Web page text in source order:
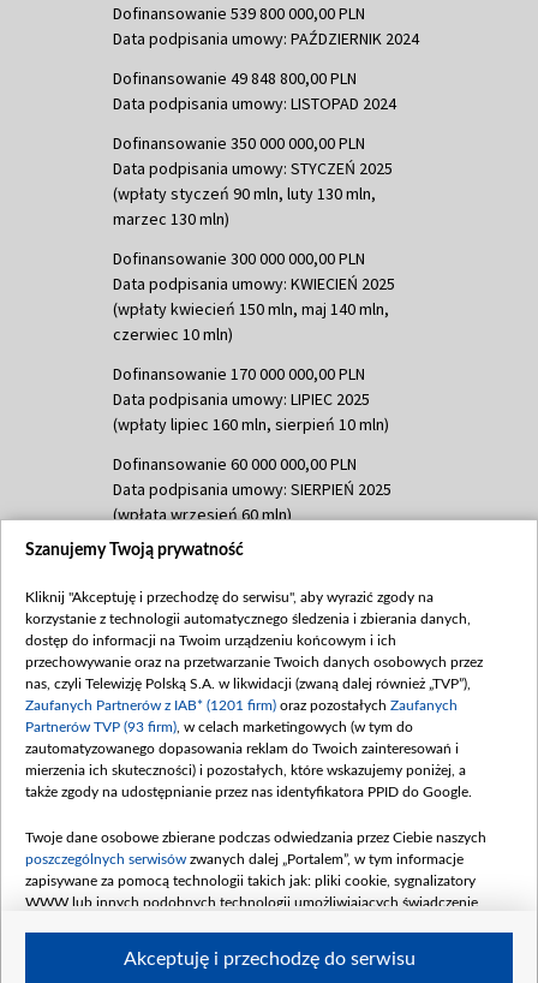
Dofinansowanie 539 800 000,00 PLN
Data podpisania umowy: PAŹDZIERNIK 2024
Dofinansowanie 49 848 800,00 PLN
Data podpisania umowy: LISTOPAD 2024
Dofinansowanie 350 000 000,00 PLN
Data podpisania umowy: STYCZEŃ 2025
(wpłaty styczeń 90 mln, luty 130 mln,
marzec 130 mln)
Dofinansowanie 300 000 000,00 PLN
Data podpisania umowy: KWIECIEŃ 2025
(wpłaty kwiecień 150 mln, maj 140 mln,
czerwiec 10 mln)
Dofinansowanie 170 000 000,00 PLN
Data podpisania umowy: LIPIEC 2025
(wpłaty lipiec 160 mln, sierpień 10 mln)
Dofinansowanie 60 000 000,00 PLN
Data podpisania umowy: SIERPIEŃ 2025
(wpłata wrzesień 60 mln)
Dofinansowanie 635 783 051,21 PLN
(wpłata wrzesień 100 mln, październik 350
mln, listopad 265 mln)
Dofinansowanie 48 862 000,00 PLN
Data podpisania umowy: GRUDZIEŃ 2025
(wpłata grudzień 60,548 mln)
Dofinansowanie 900 000 000,00 PLN
Data podpisania umowy: LUTY 2026 (wpłata
kwiecień 180 mln, 7 maja 180 mln, 8
czerwca 90 mln)
Dofinansowanie 250 000 000,00 PLN
4 sierpnia 250 mln
Szanujemy Twoją prywatność
Kliknij "Akceptuję i przechodzę do serwisu", aby wyrazić zgody na
korzystanie z technologii automatycznego śledzenia i zbierania danych,
dostęp do informacji na Twoim urządzeniu końcowym i ich
przechowywanie oraz na przetwarzanie Twoich danych osobowych przez
nas, czyli Telewizję Polską S.A. w likwidacji (zwaną dalej również „TVP”),
Zaufanych Partnerów z IAB* (1201 firm) oraz pozostałych Zaufanych
Partnerów TVP (93 firm) , w celach marketingowych (w tym do
zautomatyzowanego dopasowania reklam do Twoich zainteresowań i
mierzenia ich skuteczności) i pozostałych, które wskazujemy poniżej, a
także zgody na udostępnianie przez nas identyfikatora PPID do Google.
Twoje dane osobowe zbierane podczas odwiedzania przez Ciebie naszych
poszczególnych serwisów zwanych dalej „Portalem”, w tym informacje
zapisywane za pomocą technologii takich jak: pliki cookie, sygnalizatory
WWW lub innych podobnych technologii umożliwiających świadczenie
Akceptuję i przechodzę do serwisu